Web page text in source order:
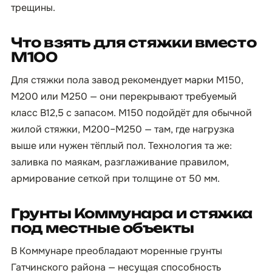
трещины.
Что взять для стяжки вместо
М100
Для стяжки пола завод рекомендует марки М150,
М200 или М250 — они перекрывают требуемый
класс B12,5 с запасом. М150 подойдёт для обычной
жилой стяжки, М200–М250 — там, где нагрузка
выше или нужен тёплый пол. Технология та же:
заливка по маякам, разглаживание правилом,
армирование сеткой при толщине от 50 мм.
Грунты Коммунара и стяжка
под местные объекты
В Коммунаре преобладают моренные грунты
Гатчинского района — несущая способность